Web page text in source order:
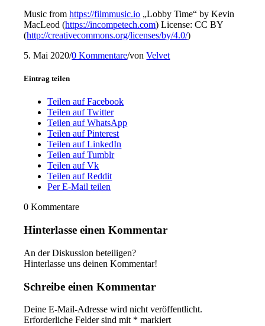
Music fromhttps://filmmusic.io „Lobby Time“ by Kevin
MacLeod (https://incompetech.com) License: CC BY
(http://creativecommons.org/licenses/by/4.0/)
5. Mai 2020/0 Kommentare/vonVelvet
Eintrag teilen
Teilen auf Facebook
Teilen auf Twitter
Teilen auf WhatsApp
Teilen auf Pinterest
Teilen auf LinkedIn
Teilen auf Tumblr
Teilen auf Vk
Teilen auf Reddit
Per E-Mail teilen
0 Kommentare
Hinterlasse einen Kommentar
An der Diskussion beteiligen?
Hinterlasse uns deinen Kommentar!
Schreibe einen Kommentar
Deine E-Mail-Adresse wird nicht veröffentlicht.
Erforderliche Felder sind mit * markiert